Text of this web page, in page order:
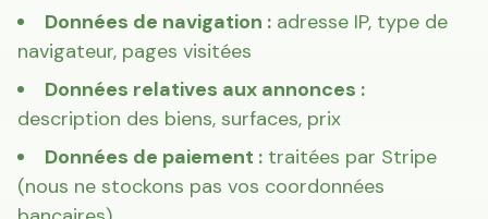
Données de navigation : adresse IP, type de
navigateur, pages visitées
Données relatives aux annonces :
description des biens, surfaces, prix
Données de paiement : traitées par Stripe
(nous ne stockons pas vos coordonnées